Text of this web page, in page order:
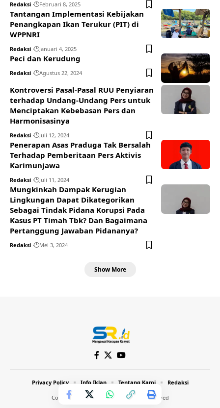
Redaksi Februari 8, 2025
Tantangan Implementasi Kebijakan
Penangkapan Ikan Terukur (PIT) di
WPPNRI
Redaksi Januari 4, 2025
Peci dan Kerudung
Redaksi Agustus 22, 2024
Kontroversi Pasal-Pasal RUU Penyiaran
terhadap Undang-Undang Pers untuk
Menciptakan Kebebasan Pers dan
Harmonisasinya
Redaksi Juli 12, 2024
Penerapan Asas Praduga Tak Bersalah
Terhadap Pemberitaan Pers Aktivis
Karimunjawa
Redaksi Juli 11, 2024
Mungkinkah Dampak Kerugian
Lingkungan Dapat Dikategorikan
Sebagai Tindak Pidana Korupsi Pada
Kasus PT Timah Tbk? Dan Bagaimana
Pertanggung Jawaban Pidananya?
Redaksi Mei 3, 2024
Show More
Copyright © 2024 Inthost. All Rights Reserved
Privacy Policy Info Iklan Tentang Kami Redaksi